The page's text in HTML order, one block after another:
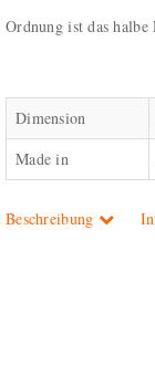
Ordnung ist das halbe
Dimension
Made in
Beschreibung